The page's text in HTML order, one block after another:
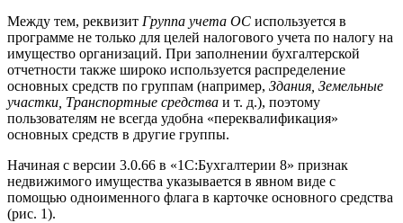
Между тем, реквизит Группа учета ОС используется в
программе не только для целей налогового учета по налогу на
имущество организаций. При заполнении бухгалтерской
отчетности также широко используется распределение
основных средств по группам (например, Здания, Земельные
участки, Транспортные средства и т. д.), поэтому
пользователям не всегда удобна «переквалификация»
основных средств в другие группы.
Начиная с версии 3.0.66 в «1С:Бухгалтерии 8» признак
недвижимого имущества указывается в явном виде с
помощью одноименного флага в карточке основного средства
(рис. 1).